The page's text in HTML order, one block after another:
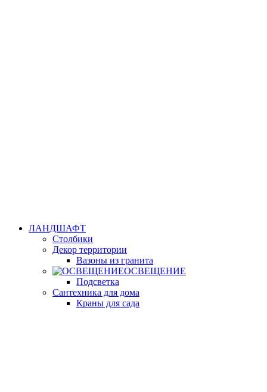
ЛАНДШАФТ
Столбики
Декор территории
Вазоны из гранита
ОСВЕЩЕНИЕ
Подсветка
Сантехника для дома
Краны для сада